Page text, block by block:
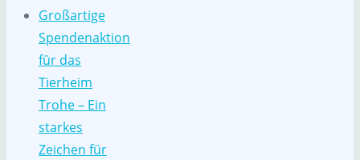
Großartige
Spendenaktion
für das
Tierheim
Trohe – Ein
starkes
Zeichen für